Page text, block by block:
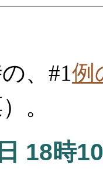
、#1例
。
18時